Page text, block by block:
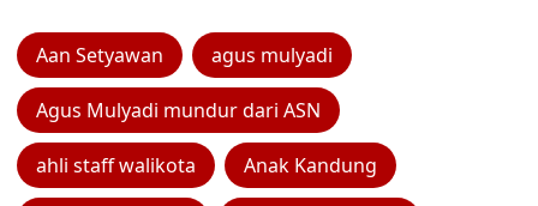
Aan Setyawan agus mulyadi
Agus Mulyadi mundur dari ASN
ahli staff walikota Anak Kandung